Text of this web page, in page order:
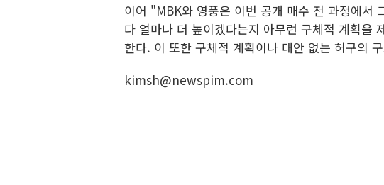
이어 "MBK와 영풍은 이번 공개 매수 전 과정에서
다 얼마나 더 높이겠다는지 아무런 구체적 계획을
한다. 이 또한 구체적 계획이나 대안 없는 허구의
kimsh@newspim.com